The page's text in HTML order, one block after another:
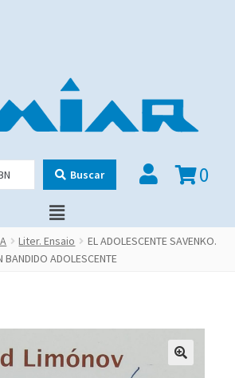
Buscar 0
Liter. Ensaio
EL ADOLESCENTE SAVENKO.
BANDIDO ADOLESCENTE